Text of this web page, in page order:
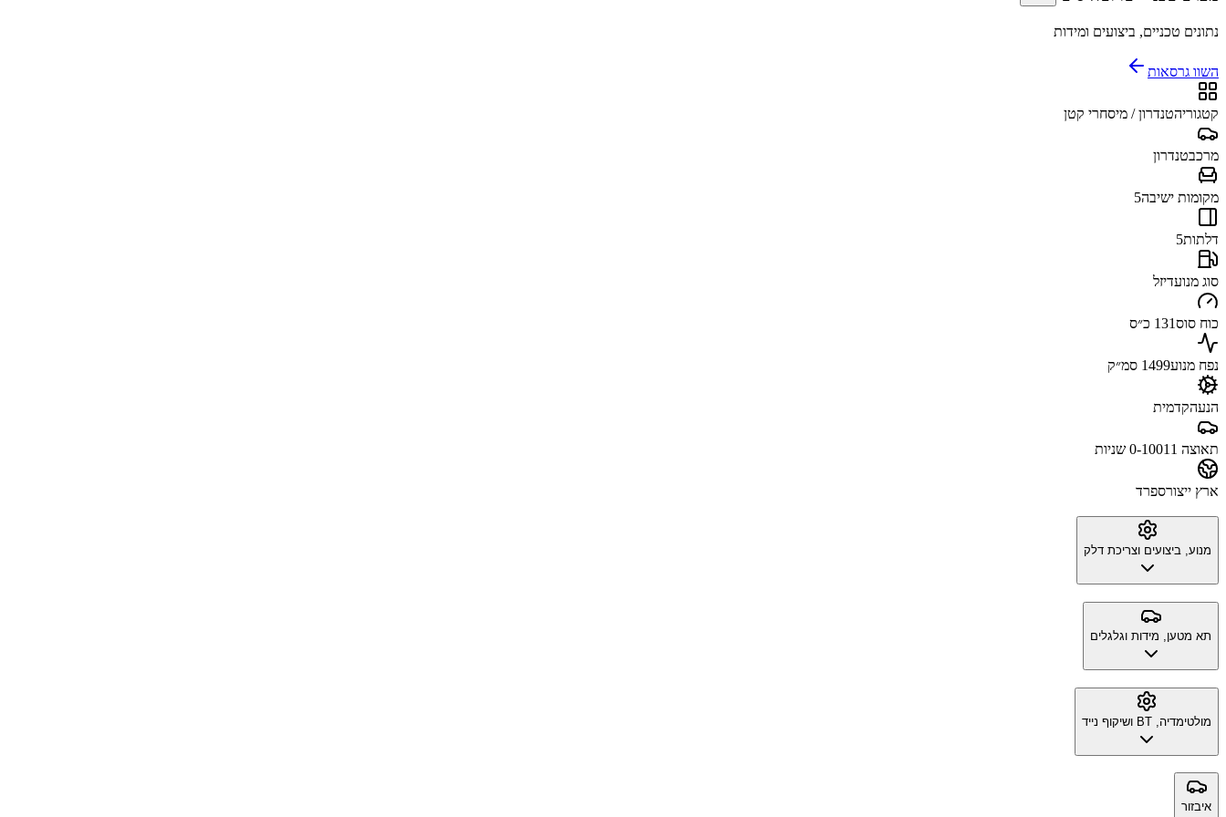
נתונים טכניים, ביצועים ומידות
השוו גרסאות
קטגוריהטנדרון / מיסחרי קטן
מרכבטנדרון
מקומות ישיבה5
דלתות5
סוג מנועדיזל
כוח סוס131 כ״ס
נפח מנוע1499 סמ״ק
הנעהקדמית
תאוצה 0-100 11 שניות
ארץ ייצורספרד
מנוע, ביצועים וצריכת דלק
תא מטען, מידות וגלגלים
מולטימדיה, BT ושיקוף נייד
איבזור